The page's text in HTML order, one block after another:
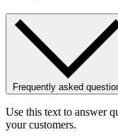
Frequently asked
Use this text to answer
your customers.